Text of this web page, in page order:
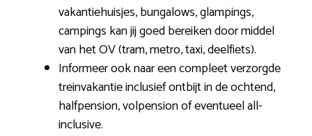
vakantiehuisjes, bungalows, glampings,
campings kan jij goed bereiken door middel
van het OV (tram, metro, taxi, deelfiets).
Informeer ook naar een compleet verzorgde
treinvakantie inclusief ontbijt in de ochtend,
halfpension, volpension of eventueel all-
inclusive.